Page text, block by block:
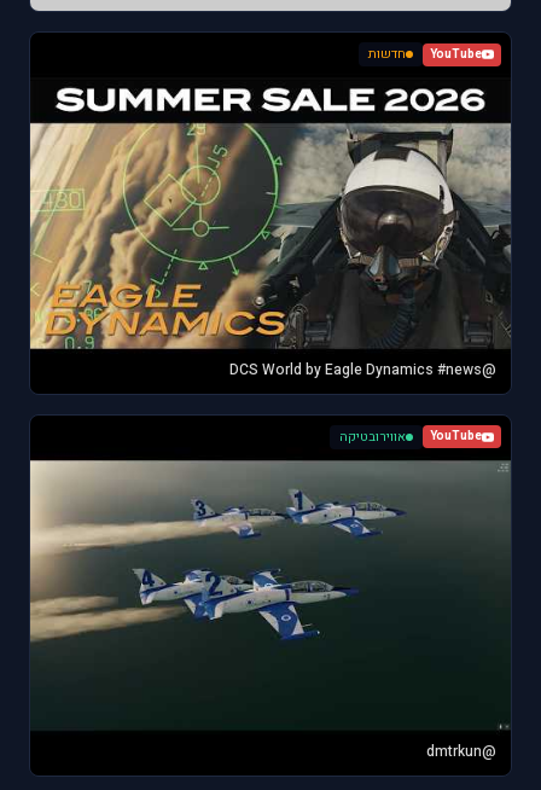
YouTube חדשות
@DCS World by Eagle Dynamics #news
YouTube אווירובטיקה
@dmtrkun